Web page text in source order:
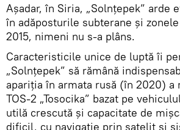
Așadar, în Siria, „Solnțepek” arde
în adăposturile subterane și
2015, nimeni nu s-a plâns.
Caracteristicile unice de luptă îi
„Solnțepek” să rămână
apariția în armata rusă (în 2020) a
TOS-2 „Tosocika” bazat pe
utilă crescută și capacitate de
dificil, cu navigație prin satelit și